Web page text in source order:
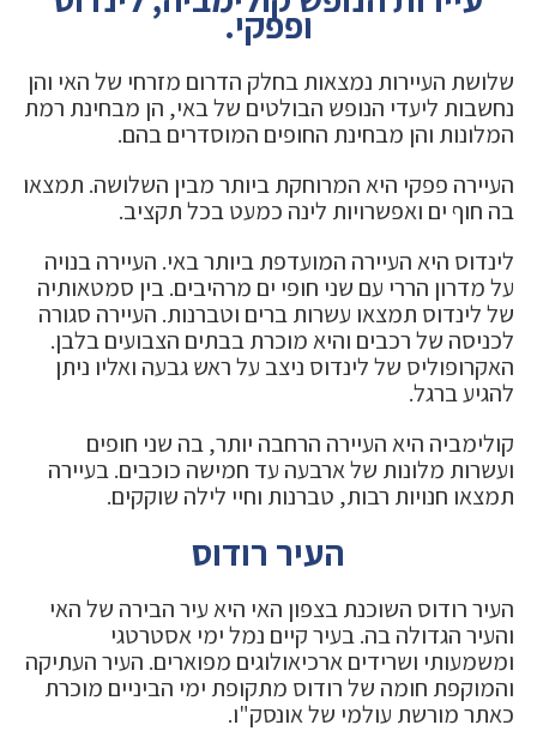
ופפקי.
שלושת העיירות נמצאות בחלק הדרום מזרחי של האי והן
נחשבות ליעדי הנופש הבולטים של באי, הן מבחינת רמת
המלונות והן מבחינת החופים המוסדרים בהם.
העיירה פפקי היא המרוחקת ביותר מבין השלושה. תמצאו
בה חוף ים ואפשרויות לינה כמעט בכל תקציב.
לינדוס היא העיירה המועדפת ביותר באי. העיירה בנויה
על מדרון הררי עם שני חופי ים מרהיבים. בין סמטאותיה
של לינדוס תמצאו עשרות ברים וטברנות. העיירה סגורה
לכניסה של רכבים והיא מוכרת בבתים הצבועים בלבן.
האקרופוליס של לינדוס ניצב על ראש גבעה ואליו ניתן
להגיע ברגל.
קולימביה היא העיירה הרחבה יותר, בה שני חופים
ועשרות מלונות של ארבעה עד חמישה כוכבים. בעיירה
תמצאו חנויות רבות, טברנות וחיי לילה שוקקים.
העיר רודוס
העיר רודוס השוכנת בצפון האי היא עיר הבירה של האי
והעיר הגדולה בה. בעיר קיים נמל ימי אסטרטגי
ומשמעותי ושרידים ארכיאולוגים מפוארים. העיר העתיקה
והמוקפת חומה של רודוס מתקופת ימי הביניים מוכרת
כאתר מורשת עולמי של אונסק"ו.